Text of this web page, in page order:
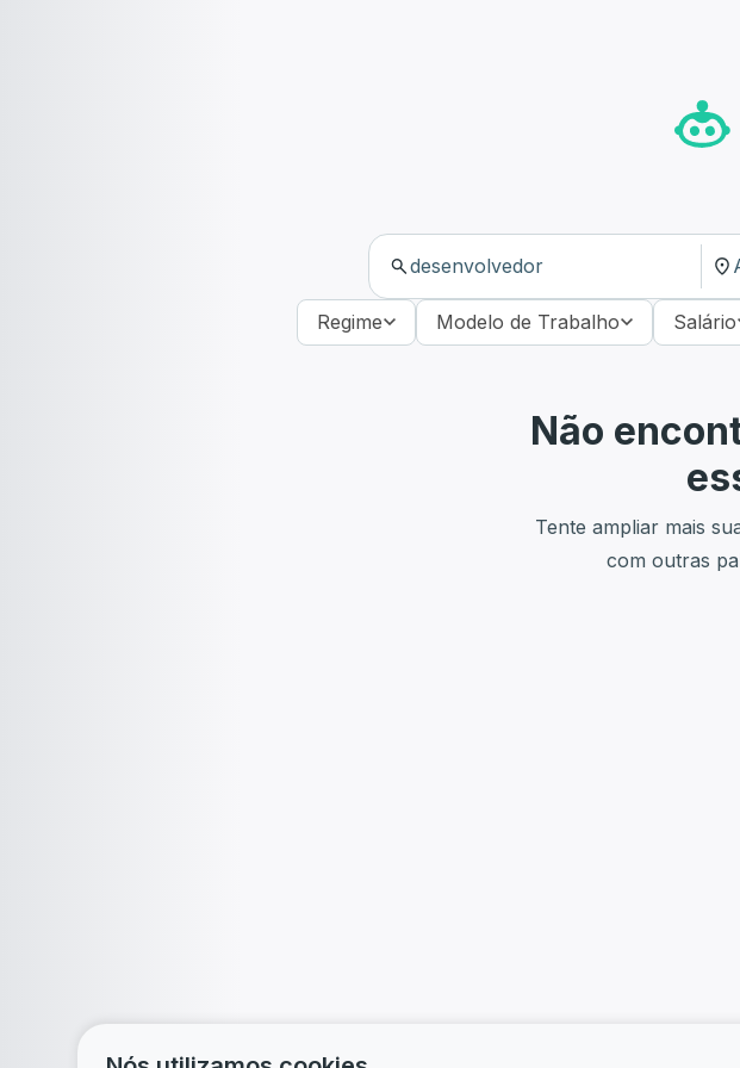
Regime Modelo de Trabalho Salário
Não
Tente ampliar mais
com outras